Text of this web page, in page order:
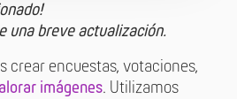
una breve actualización.
crear encuestas, votaciones,
imágenes. Utilizamos